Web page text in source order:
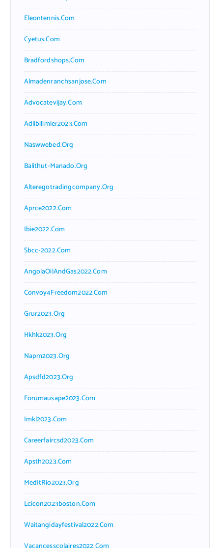
Eleontennis.com
Cyetus.com
Bradfordshops.com
Almadenranchsanjose.com
Advocatevijay.com
Adlibilimler2023.com
Naswwebed.org
Balithut-Manado.org
Alteregotradingcompany.org
Aprce2022.com
Ibie2022.com
Sbcc-2022.com
AngolaOilAndGas2022.com
Convoy4Freedom2022.com
Grur2023.org
Hkhk2023.org
Napm2023.org
Apsdfd2023.org
Forumausape2023.com
Imkl2023.com
Careerfaircsd2023.com
Apsth2023.com
MedItRio2023.org
Lcicon2023boston.com
Waitangidayfestival2022.com